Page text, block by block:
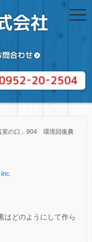
実の口」904 環境回復農
はどのようにして作ら